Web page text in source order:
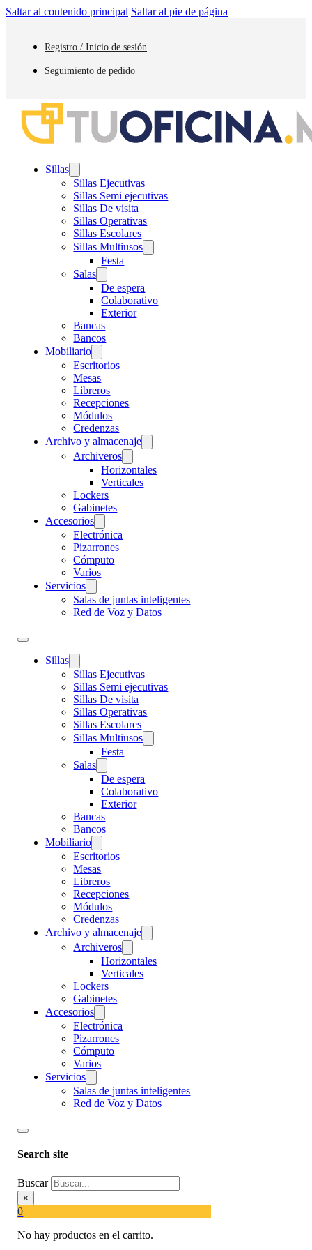
Saltar al contenido principal Saltar al pie de página
Registro / Inicio de sesión
Seguimiento de pedido
Sillas
Sillas Ejecutivas
Sillas Semi ejecutivas
Sillas De visita
Sillas Operativas
Sillas Escolares
Sillas Multiusos
Festa
Salas
De espera
Colaborativo
Exterior
Bancas
Bancos
Mobiliario
Escritorios
Mesas
Libreros
Recepciones
Módulos
Credenzas
Archivo y almacenaje
Archiveros
Horizontales
Verticales
Lockers
Gabinetes
Accesorios
Electrónica
Pizarrones
Cómputo
Varios
Servicios
Salas de juntas inteligentes
Red de Voz y Datos
Sillas
Sillas Ejecutivas
Sillas Semi ejecutivas
Sillas De visita
Sillas Operativas
Sillas Escolares
Sillas Multiusos
Festa
Salas
De espera
Colaborativo
Exterior
Bancas
Bancos
Mobiliario
Escritorios
Mesas
Libreros
Recepciones
Módulos
Credenzas
Archivo y almacenaje
Archiveros
Horizontales
Verticales
Lockers
Gabinetes
Accesorios
Electrónica
Pizarrones
Cómputo
Varios
Servicios
Salas de juntas inteligentes
Red de Voz y Datos
Search site
Buscar
×
0
No hay productos en el carrito.